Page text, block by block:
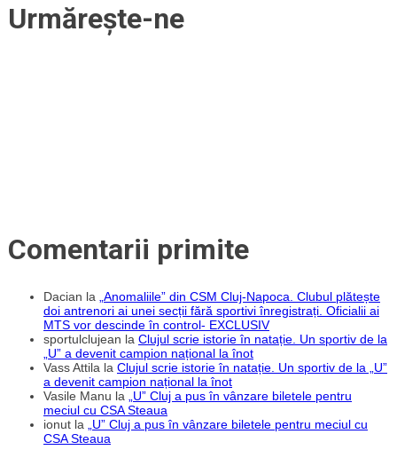
Urmărește-ne
Comentarii primite
Dacian la „Anomaliile” din CSM Cluj-Napoca. Clubul plătește
doi antrenori ai unei secții fără sportivi înregistrați. Oficialii ai
MTS vor descinde în control- EXCLUSIV
sportulclujean la Clujul scrie istorie în natație. Un sportiv de la
„U” a devenit campion național la înot
Vass Attila la Clujul scrie istorie în natație. Un sportiv de la „U”
a devenit campion național la înot
Vasile Manu la „U” Cluj a pus în vânzare biletele pentru
meciul cu CSA Steaua
ionut la „U” Cluj a pus în vânzare biletele pentru meciul cu
CSA Steaua